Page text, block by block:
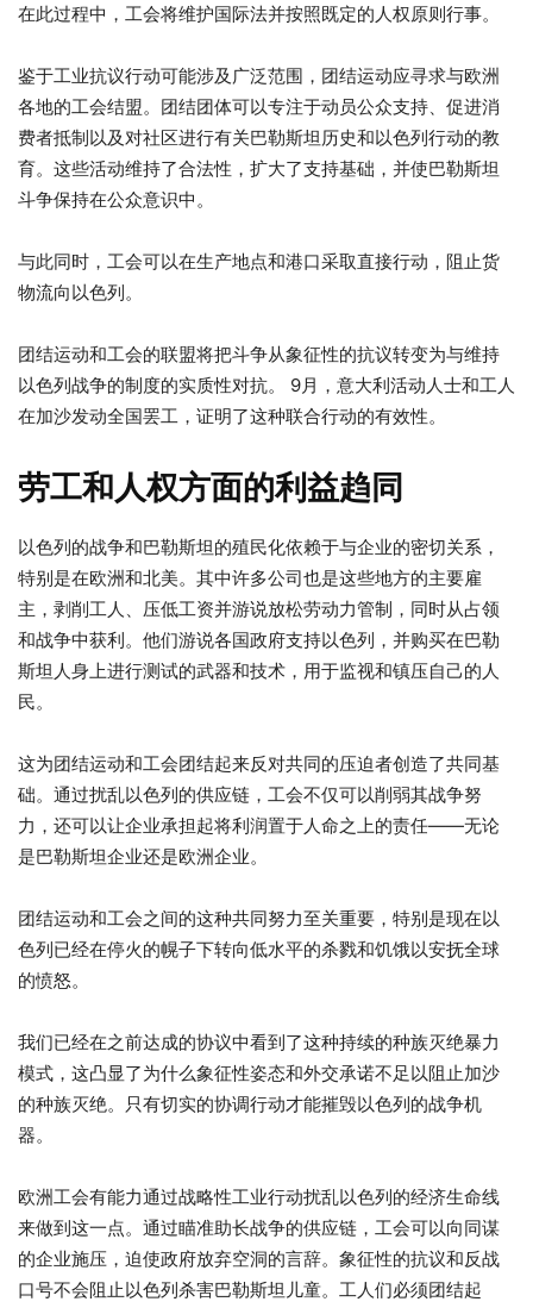
在此过程中，工会将维护国际法并按照既定的人权原则行事。
鉴于工业抗议行动可能涉及广泛范围，团结运动应寻求与欧洲
各地的工会结盟。团结团体可以专注于动员公众支持、促进消
费者抵制以及对社区进行有关巴勒斯坦历史和以色列行动的教
育。这些活动维持了合法性，扩大了支持基础，并使巴勒斯坦
斗争保持在公众意识中。
与此同时，工会可以在生产地点和港口采取直接行动，阻止货
物流向以色列。
团结运动和工会的联盟将把斗争从象征性的抗议转变为与维持
以色列战争的制度的实质性对抗。 9月，意大利活动人士和工人
在加沙发动全国罢工，证明了这种联合行动的有效性。
劳工和人权方面的利益趋同
以色列的战争和巴勒斯坦的殖民化依赖于与企业的密切关系，
特别是在欧洲和北美。其中许多公司也是这些地方的主要雇
主，剥削工人、压低工资并游说放松劳动力管制，同时从占领
和战争中获利。他们游说各国政府支持以色列，并购买在巴勒
斯坦人身上进行测试的武器和技术，用于监视和镇压自己的人
民。
这为团结运动和工会团结起来反对共同的压迫者创造了共同基
础。通过扰乱以色列的供应链，工会不仅可以削弱其战争努
力，还可以让企业承担起将利润置于人命之上的责任——无论
是巴勒斯坦企业还是欧洲企业。
团结运动和工会之间的这种共同努力至关重要，特别是现在以
色列已经在停火的幌子下转向低水平的杀戮和饥饿以安抚全球
的愤怒。
我们已经在之前达成的协议中看到了这种持续的种族灭绝暴力
模式，这凸显了为什么象征性姿态和外交承诺不足以阻止加沙
的种族灭绝。只有切实的协调行动才能摧毁以色列的战争机
器。
欧洲工会有能力通过战略性工业行动扰乱以色列的经济生命线
来做到这一点。通过瞄准助长战争的供应链，工会可以向同谋
的企业施压，迫使政府放弃空洞的言辞。象征性的抗议和反战
口号不会阻止以色列杀害巴勒斯坦儿童。工人们必须团结起